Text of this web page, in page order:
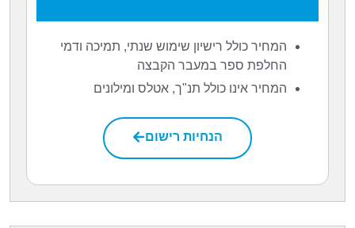
המחיר כולל רישיון שימוש שנתי, תמיכה ודמי
החלפת ספר במעבר הקבצה
המחיר אינו כולל תנ"ך, אטלס ומילונים
הנחיות רישום